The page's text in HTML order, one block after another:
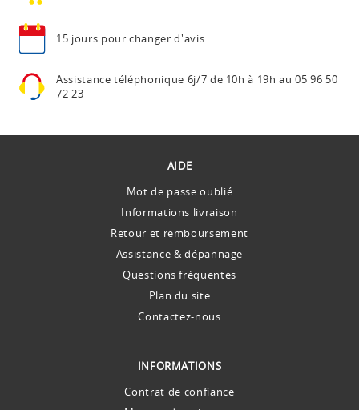
15 jours pour changer d'avis
Assistance téléphonique 6j/7 de 10h à 19h au 05 96 50
72 23
AIDE
Mot de passe oublié
Informations livraison
Retour et remboursement
Assistance & dépannage
Questions fréquentes
Plan du site
Contactez-nous
INFORMATIONS
Contrat de confiance